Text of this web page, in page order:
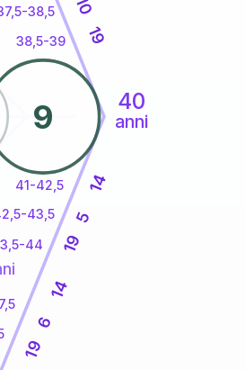
40
anni
38,5
38,5-39
41-42,5
43,5
44
10
19
14
5
19
14
6
19
9